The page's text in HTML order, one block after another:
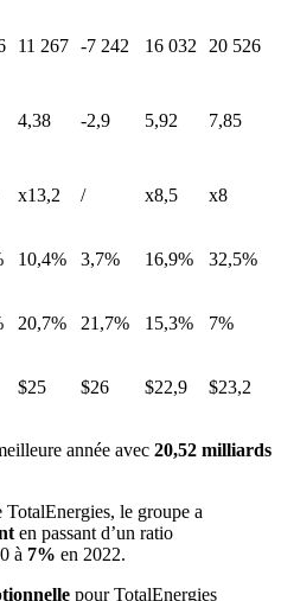
11 267 -7 242 16 032 20 526
4,38 -2,9 5,92 7,85
x13,2 / x8,5 x8
10,4% 3,7% 16,9% 32,5%
20,7% 21,7% 15,3% 7%
$25 $26 $22,9 $23,2
année avec 20,52 milliards
TotalEnergies, le groupe a
en passant d’un ratio
à 7% en 2022.
pour TotalEnergies